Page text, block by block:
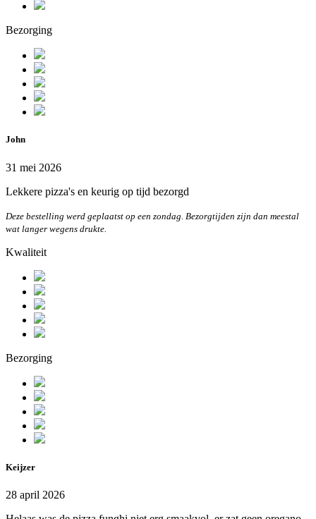
Bezorging
John
31 mei 2026
Lekkere pizza's en keurig op tijd bezorgd
Deze bestelling werd geplaatst op een zondag. Bezorgtijden zijn dan meestal
wat langer wegens drukte.
Kwaliteit
Bezorging
Keijzer
28 april 2026